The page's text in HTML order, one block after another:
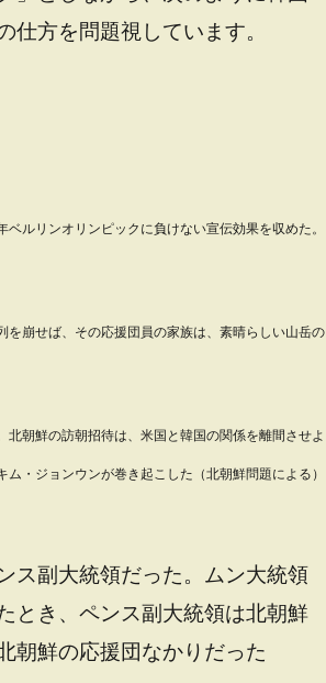
方を問題視しています。
ベルリンオリンピックに負けない宣伝効果を収めた。
を崩せば、その応援団員の家族は、素晴らしい山岳の
朝鮮の訪朝招待は、米国と韓国の関係を離間させよ
・ジョンウンが巻き起こした（北朝鮮問題による）
ス副大統領だった。ムン大統領
とき、ペンス副大統領は北朝鮮
朝鮮の応援団なかりだった